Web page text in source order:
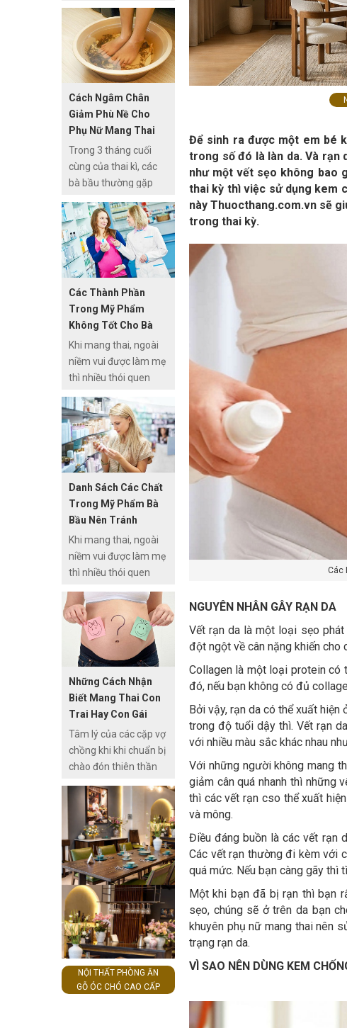
Để sinh ra được một em bé
trong số đó là làn da. Và rạn
như một vết sẹo không bao
thai kỳ thì việc sử dụng kem
này Thuocthang.com.vn sẽ
trong thai kỳ.
Các
NGUYÊN NHÂN GÂY RẠN DA
Vết rạn da là một loại sẹo
đột ngột về cân nặng khiến cho
​Collagen là một loại protein có
đó, nếu bạn không có đủ
Bởi vậy, rạn da có thể xuất
trong độ tuổi dậy thì. Vết rạn
với nhiều màu sắc khác nhau
Với những người không mang
giảm cân quá nhanh thì những
thì các vết rạn cso thể xuất
và mông.
Điều đáng buồn là các vết rạn
Các vết rạn thường đi kèm với
quá mức. Nếu bạn càng gãy thì
Một khi bạn đã bị rạn thì bạn
sẹo, chúng sẽ ở trên da bạn
khuyên phụ nữ mang thai nên
trạng rạn da.
VÌ SAO NÊN DÙNG KEM
khoa học chứng minh
nhưng Với kinh
nghiệm của các bà
các mẹ ngày xưa,
Nhận biết những dấu
hiệu có thai theo dân
gian được cho là
phương pháp cực kỳ
chính xác.
Cách Ngâm Chân
Giảm Phù Nề Cho
Phụ Nữ Mang Thai
Trong 3 tháng cuối
cùng của thai kì, các
bà bầu thường gặp
phải hiện tượng phù
chân hay còn gọi là
“xuống máu chân”.
Đây là một hiện tượng
sinh lý bình thường khi
mang thai nhưng
cũng gây ra không ít
khó khăn, bất tiện cho
các mẹ. Thêm vào đó,
sưng phù có thể là tín
hiệu ban đầu của tiền
sản giật. Rất nguy
hiểm nếu không được
điều trị kịp thời.
Các Thành Phần
Trong Mỹ Phẩm
Không Tốt Cho Bà
Bầu
Khi mang thai, ngoài
niềm vui được làm mẹ
thì nhiều thói quen
phải tránh. Trong đó
có thói quen dùng mỹ
phẩm. Có những
thành phần mỹ phẩm
cần tránh khi mang
thai vì gây hại cho thai
nhi.
Danh Sách Các Chất
Trong Mỹ Phẩm Bà
Bầu Nên Tránh
Khi mang thai, ngoài
niềm vui được làm mẹ
thì nhiều thói quen
phải tránh. Trong đó
có thói quen dùng mỹ
phẩm. Có những
thành phần mỹ phẩm
cần tránh khi mang
thai vì gây hại cho thai
nhi.
Những Cách Nhận
Biết Mang Thai Con
Trai Hay Con Gái
Tâm lý của các cặp vợ
chồng khi khi chuẩn bị
chào đón thiên thần
nhỏ ra đời đều rất tò
mò và háo hức muốn
biết liệu bé yêu nhà
mình là hoàng tử hay
công chúa. Vậy thai
bao nhiêu tuần thì biết
giới tính? Nhiều mẹ
bầu cũng băn khoăn
liệu mang thai 12 tuần
đã có thể nhận biệt
giới tính thai nhi hay
chưa và thường tự dự
đoán bằng những
“mẹo” dân gian. Tuy
NỘI THẤT PHÒNG ĂN
GỖ ÓC CHÓ CAO CẤP